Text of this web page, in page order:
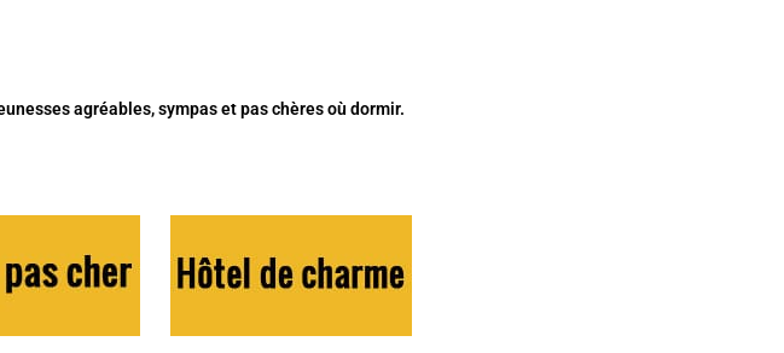
agréables, sympas et pas chères où dormir.